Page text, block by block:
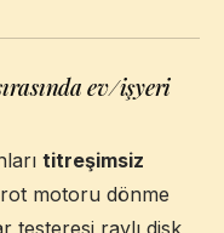
ev/işyeri
titreşimsiz
motoru dönme
testeresi raylı disk